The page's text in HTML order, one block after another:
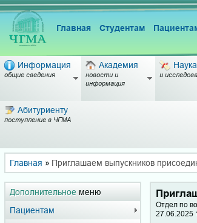
Главная Студентам
Информация
общие сведения
Академия
новости и
информация
Наука
и
Абитуриенту
поступление в ЧГМА
Главная » Приглашаем выпускников
Дополнительное меню
Пациентам
Отдел по
27.06.2025